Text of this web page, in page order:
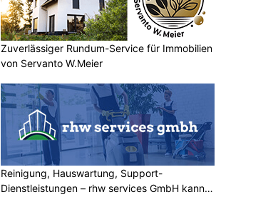
Zuverlässiger Rundum-Service für Immobilien
von Servanto W.Meier
Reinigung, Hauswartung, Support-
Dienstleistungen – rhw services GmbH kann